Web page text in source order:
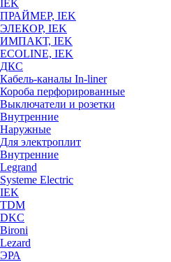
IEK
ПРАЙМЕР, IEK
ЭЛЕКОР, IEK
ИМПАКТ, IEK
ECOLINE, IEK
ДКС
Кабель-каналы In-liner
Короба перфорированные
Выключатели и розетки
Внутренние
Наружные
Для электроплит
Внутренние
Legrand
Systeme Electric
IEK
TDM
DKC
Bironi
Lezard
ЭРА